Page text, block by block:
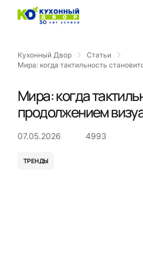
Кухонный Двор
Статьи
Мира: когда тактильность
Мира: когда
продолжением
07.05.2026 4993
ТРЕНДЫ